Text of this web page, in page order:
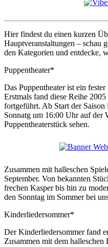
Hier findest du einen kurzen
Hauptveranstaltungen – schau
den Kategorien und entdecke,
Puppentheater*
Das Puppentheater ist ein
Erstmals fand diese Reihe
fortgeführt. Ab Start der
Sonnatg um 16:00 Uhr auf der
Puppentheaterstück sehen.
Zusammen mit halleschen
September. Von bekannten
frechen Kasper bis hin zu
den Sonntag im Sommer bei
Kinderliedersommer*
Der Kinderliedersommer fand
Zusammen mit dem